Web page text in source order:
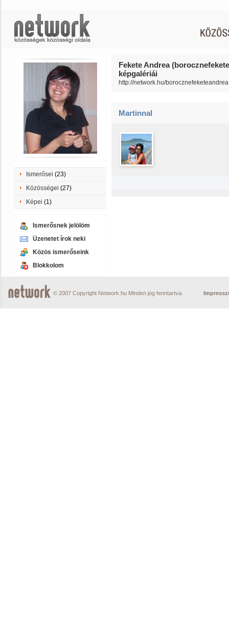
Ismerősei (23)
Közösségei (27)
Képei (1)
Ismerősnek jelölöm
Üzenetet írok neki
Közös ismerőseink
Blokkolom
Fekete Andrea
képgalériái
http://network.hu/borocznefeketeandrea
Martinnal
© 2007 Copyright Network.hu Minden jog fenntartva.